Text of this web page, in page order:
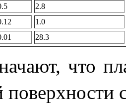
2.8
1.0
28.3
что